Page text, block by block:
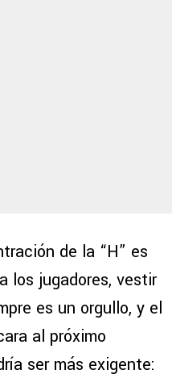
de la “H” es
los jugadores, vestir
es un orgullo, y el
al próximo
ser más exigente: